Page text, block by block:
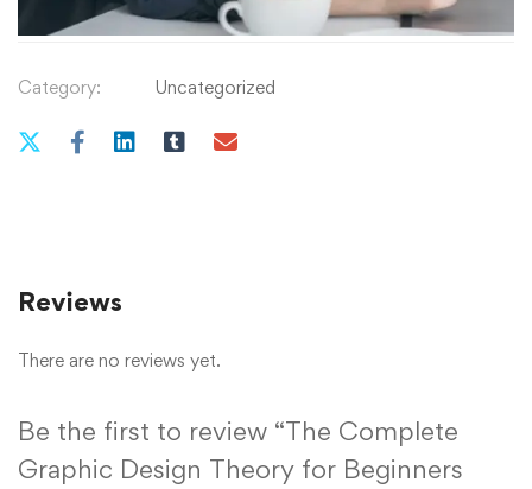
Category: Uncategorized
Reviews
There are no reviews yet.
Be the first to review “The Complete
Graphic Design Theory for Beginners